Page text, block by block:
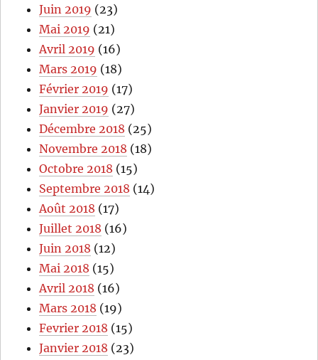
Juin 2019 (23)
Mai 2019 (21)
Avril 2019 (16)
Mars 2019 (18)
Février 2019 (17)
Janvier 2019 (27)
Décembre 2018 (25)
Novembre 2018 (18)
Octobre 2018 (15)
Septembre 2018 (14)
Août 2018 (17)
Juillet 2018 (16)
Juin 2018 (12)
Mai 2018 (15)
Avril 2018 (16)
Mars 2018 (19)
Fevrier 2018 (15)
Janvier 2018 (23)